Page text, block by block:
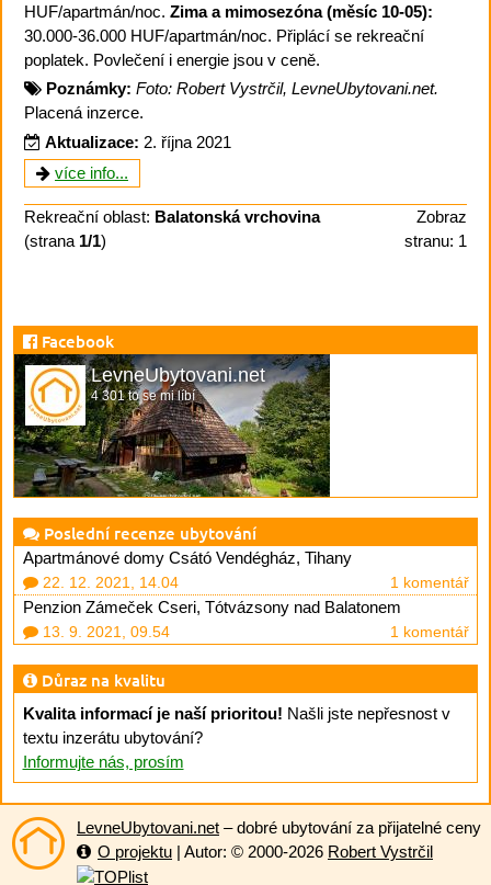
HUF/apartmán/noc. Zima a mimosezóna (měsíc 10-05):
30.000-36.000 HUF/apartmán/noc. Připlácí se rekreační
poplatek. Povlečení i energie jsou v ceně.
Poznámky: Foto: Robert Vystrčil, LevneUbytovani.net.
Placená inzerce.
Aktualizace: 2. října 2021
více info...
Rekreační oblast: Balatonská vrchovina
(strana 1/1)
Zobraz
stranu: 1
Facebook
LevneUbytovani.net
4 301 to se mi líbí
Poslední recenze ubytování
Apartmánové domy Csátó Vendégház, Tihany
22. 12. 2021, 14.04 1 komentář
Penzion Zámeček Cseri, Tótvázsony nad Balatonem
13. 9. 2021, 09.54 1 komentář
Důraz na kvalitu
Kvalita informací je naší prioritou! Našli jste nepřesnost v
textu inzerátu ubytování?
Informujte nás, prosím
LevneUbytovani.net – dobré ubytování za přijatelné ceny
O projektu | Autor: © 2000-2026 Robert Vystrčil